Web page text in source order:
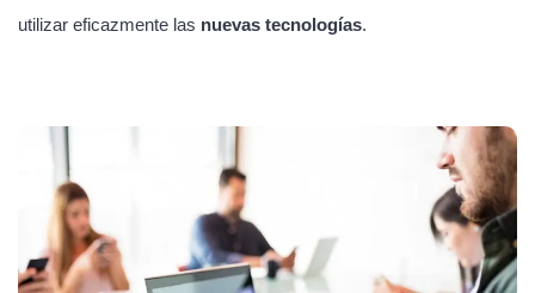
utilizar eficazmente las nuevas tecnologías.